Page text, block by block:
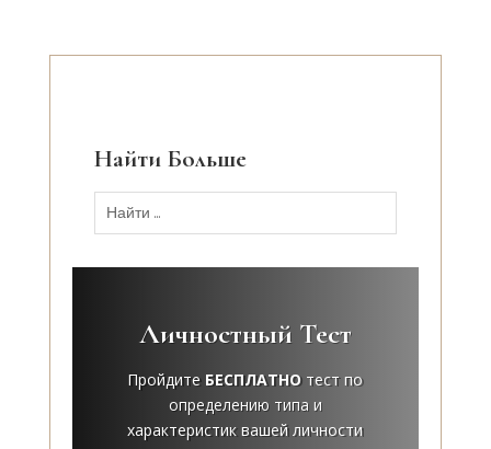
Найти Больше
Личностный Тест
Пройдите БЕСПЛАТНОтест по
определению типа и
характеристик вашей личности